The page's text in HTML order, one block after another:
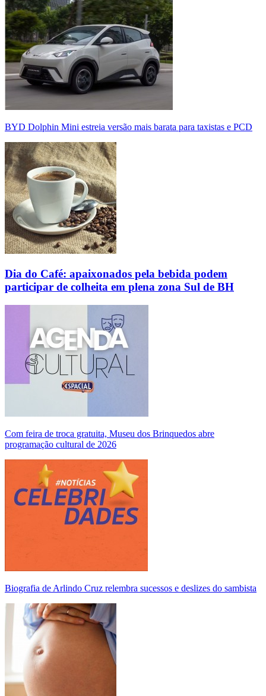
BYD Dolphin Mini estreia versão mais barata para taxistas e PCD
Dia do Café: apaixonados pela bebida podem
participar de colheita em plena zona Sul de BH
Com feira de troca gratuita, Museu dos Brinquedos abre
programação cultural de 2026
Biografia de Arlindo Cruz relembra sucessos e deslizes do sambista